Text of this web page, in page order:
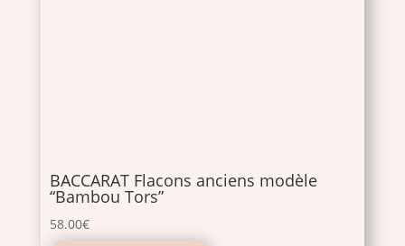
BACCARAT Flacons anciens modèle
“Bambou Tors”
58.00€